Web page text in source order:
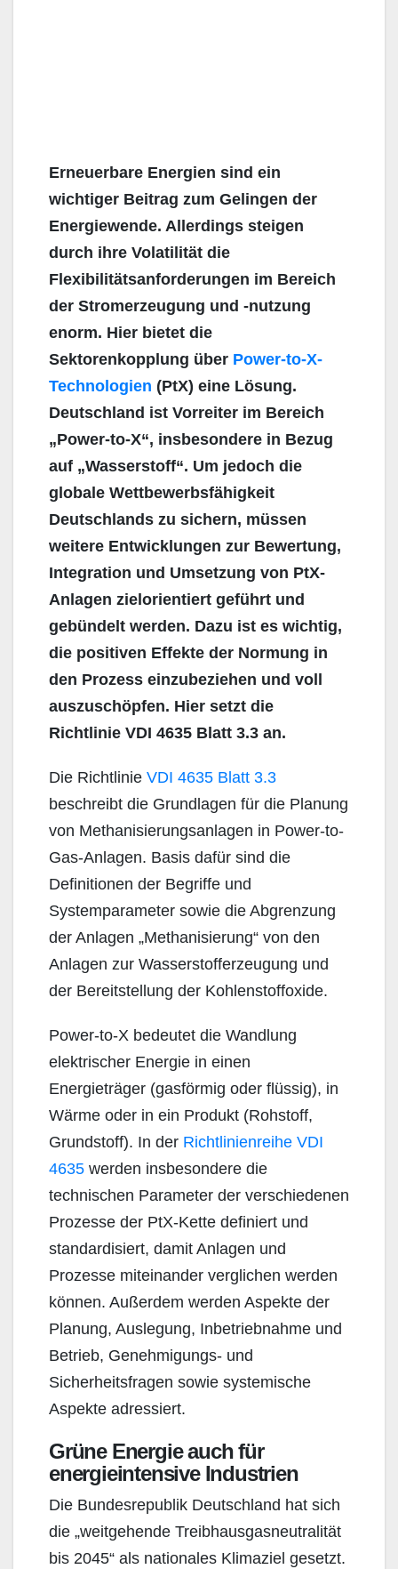
Erneuerbare Energien sind ein
wichtiger Beitrag zum Gelingen der
Energiewende. Allerdings steigen
durch ihre Volatilität die
Flexibilitätsanforderungen im Bereich
der Stromerzeugung und -nutzung
enorm. Hier bietet die
Sektorenkopplung über Power-to-X-
Technologien (PtX) eine Lösung.
Deutschland ist Vorreiter im Bereich
„Power-to-X“, insbesondere in Bezug
auf „Wasserstoff“. Um jedoch die
globale Wettbewerbsfähigkeit
Deutschlands zu sichern, müssen
weitere Entwicklungen zur Bewertung,
Integration und Umsetzung von PtX-
Anlagen zielorientiert geführt und
gebündelt werden. Dazu ist es wichtig,
die positiven Effekte der Normung in
den Prozess einzubeziehen und voll
auszuschöpfen. Hier setzt die
Richtlinie VDI 4635 Blatt 3.3 an.
Die Richtlinie VDI 4635 Blatt 3.3
beschreibt die Grundlagen für die Planung
von Methanisierungsanlagen in Power-to-
Gas-Anlagen. Basis dafür sind die
Definitionen der Begriffe und
Systemparameter sowie die Abgrenzung
der Anlagen „Methanisierung“ von den
Anlagen zur Wasserstofferzeugung und
der Bereitstellung der Kohlenstoffoxide.
Power-to-X bedeutet die Wandlung
elektrischer Energie in einen
Energieträger (gasförmig oder flüssig), in
Wärme oder in ein Produkt (Rohstoff,
Grundstoff). In der Richtlinienreihe VDI
4635 werden insbesondere die
technischen Parameter der verschiedenen
Prozesse der PtX-Kette definiert und
standardisiert, damit Anlagen und
Prozesse miteinander verglichen werden
können. Außerdem werden Aspekte der
Planung, Auslegung, Inbetriebnahme und
Betrieb, Genehmigungs- und
Sicherheitsfragen sowie systemische
Aspekte adressiert.
Grüne Energie auch für
energieintensive Industrien
Die Bundesrepublik Deutschland hat sich
die „weitgehende Treibhausgasneutralität
bis 2045“ als nationales Klimaziel gesetzt.